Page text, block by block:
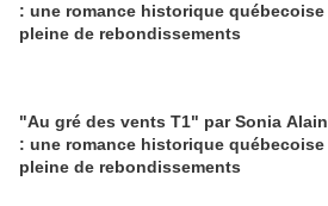
: une romance historique québecoise
pleine de rebondissements
"Au gré des vents T1" par Sonia Alain
: une romance historique québecoise
pleine de rebondissements